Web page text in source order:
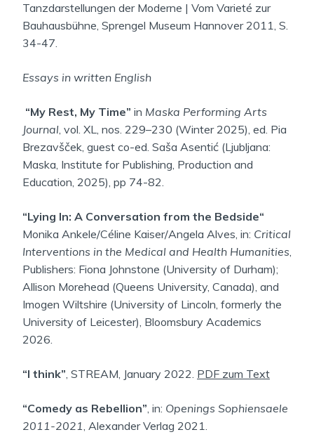
Tanzdarstellungen der Moderne | Vom Varieté zur
Bauhausbühne, Sprengel Museum Hannover 2011, S.
34-47.
Essays in written English
“My Rest, My Time” in Maska Performing Arts
Journal, vol. XL, nos. 229–230 (Winter 2025), ed. Pia
Brezavšček, guest co-ed. Saša Asentić (Ljubljana:
Maska, Institute for Publishing, Production and
Education, 2025), pp 74-82.
“Lying In: A Conversation from the Bedside“
Monika Ankele/Céline Kaiser/Angela Alves, in: Critical
Interventions in the Medical and Health Humanities,
Publishers: Fiona Johnstone (University of Durham);
Allison Morehead (Queens University, Canada), and
Imogen Wiltshire (University of Lincoln, formerly the
University of Leicester), Bloomsbury Academics
2026.
“I think”, STREAM, January 2022. PDF zum Text
“Comedy as Rebellion”, in: Openings Sophiensaele
2011-2021, Alexander Verlag 2021.